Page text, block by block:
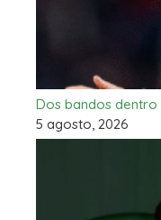
Dos bandos
5 agosto, 2026